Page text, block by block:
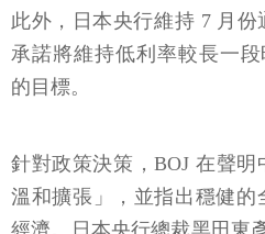
此外，日本央行維持 7 月份
承諾將維持低利率較長一
的目標。
針對政策決策，BOJ 在聲
溫和擴張」，並指出穩健的
經濟。日本央行總裁黑田東